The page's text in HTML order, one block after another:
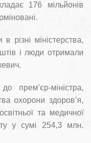
176 мільйонів
різні міністерства,
і люди отримали
прем’єр-міністра,
охорони здоров’я,
та медичної
у сумі 254,3 млн.